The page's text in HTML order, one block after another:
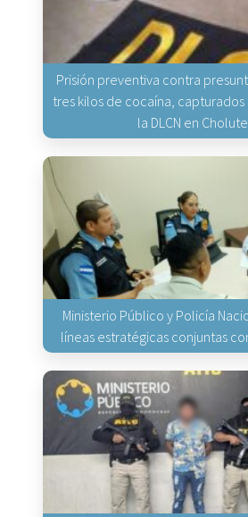
Prisión preventiva contra
tres kilos de cocaína,
la DLCN en
Ministerio Público y Policía
líneas estratégicas conjuntas